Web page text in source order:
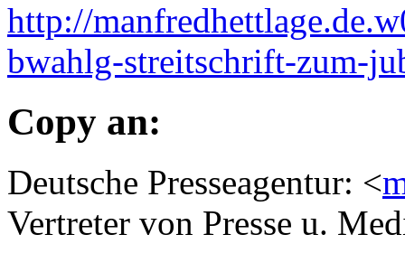
http://
bwahlg-streitschrift-zum-
Copy an:
Deutsche Presseagentur: <
Vertreter von Presse u.